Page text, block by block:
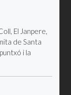
El Janpere,
de Santa
i la